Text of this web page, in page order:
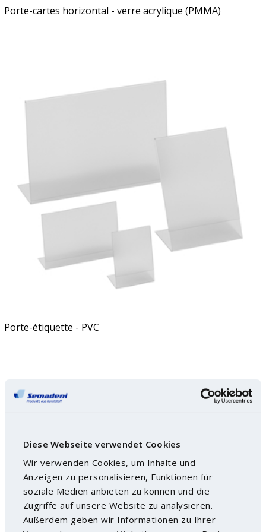
Diese Webseite verwendet Cookies
Wir verwenden Cookies, um Inhalte und
Anzeigen zu personalisieren, Funktionen für
soziale Medien anbieten zu können und die
Zugriffe auf unsere Website zu analysieren.
Außerdem geben wir Informationen zu Ihrer
Porte-cartes horizontal - verre acrylique (PMMA)
Porte-étiquette - PVC